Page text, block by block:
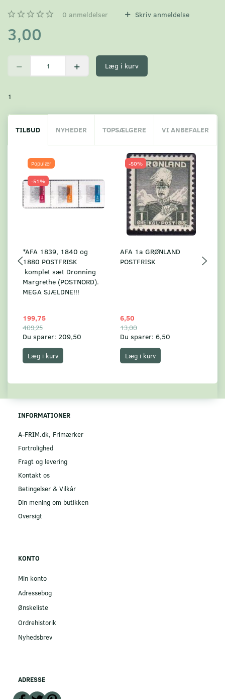
0 anmeldelser Skriv anmeldelse
3,00
Læg i kurv
1
TILBUD NYHEDER TOPSÆLGERE VI ANBEFALER
Populær
-51%
*AFA 1839, 1840 og
1880 POSTFRISK
komplet sæt Dronning
Margrethe (POSTNORD).
MEGA SJÆLDNE!!!
199,75
409,25
Du sparer: 209,50
Læg i kurv
-50%
AFA 1a GRØNLAND
POSTFRISK
6,50
13,00
Du sparer: 6,50
Læg i kurv
INFORMATIONER
A-FRIM.dk, Frimærker
Fortrolighed
Fragt og levering
Kontakt os
Betingelser & Vilkår
Din mening om butikken
Oversigt
KONTO
Min konto
Adressebog
Ønskeliste
Ordrehistorik
Nyhedsbrev
ADRESSE